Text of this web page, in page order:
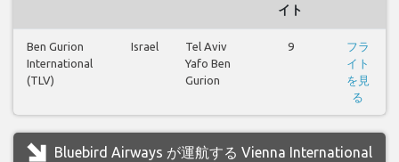
イト
Ben Gurion
International
(TLV)
Israel
Tel Aviv
Yafo Ben
Gurion
9
フラ
イト
を見
る
Bluebird Airways が運航する Vienna International